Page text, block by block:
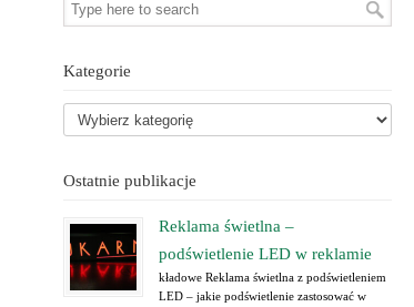
Kategorie
Ostatnie publikacje
Reklama świetlna –
podświetlenie LED w reklamie
kładowe Reklama świetlna z podświetleniem
LED – jakie podświetlenie zastosować w